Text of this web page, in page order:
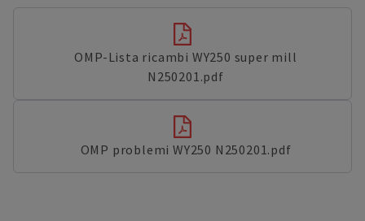
OMP-Lista ricambi WY250 super mill
N250201.pdf
OMP problemi WY250 N250201.pdf